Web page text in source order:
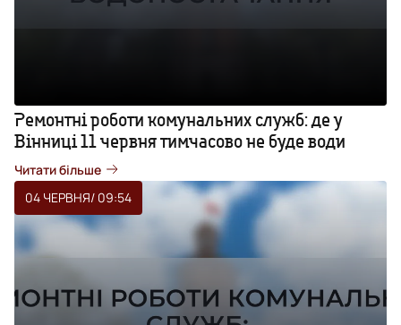
Ремонтні роботи комунальних служб: де у
Вінниці 11 червня тимчасово не буде води
Читати більше
04 ЧЕРВНЯ/ 09:54